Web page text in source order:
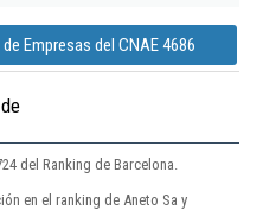
Empresas del CNAE 4686
del Ranking de Barcelona.
en el ranking de Aneto Sa y